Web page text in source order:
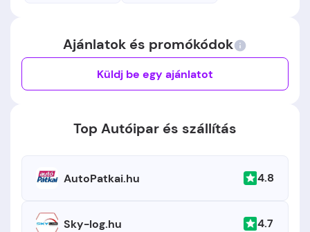
Ajánlatok és promókódok
Küldj be egy ajánlatot
Top Autóipar és szállítás
AutoPatkai.hu 4.8
Sky-log.hu 4.7